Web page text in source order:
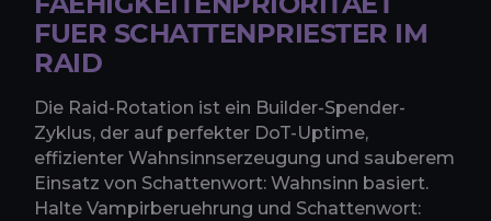
FUER SCHATTENPRIESTER IM
RAID
Die Raid-Rotation ist ein Builder-Spender-
Zyklus, der auf perfekter DoT-Uptime,
effizienter Wahnsinnserzeugung und sauberem
Einsatz von Schattenwort: Wahnsinn basiert.
Halte Vampirberuehrung und Schattenwort: